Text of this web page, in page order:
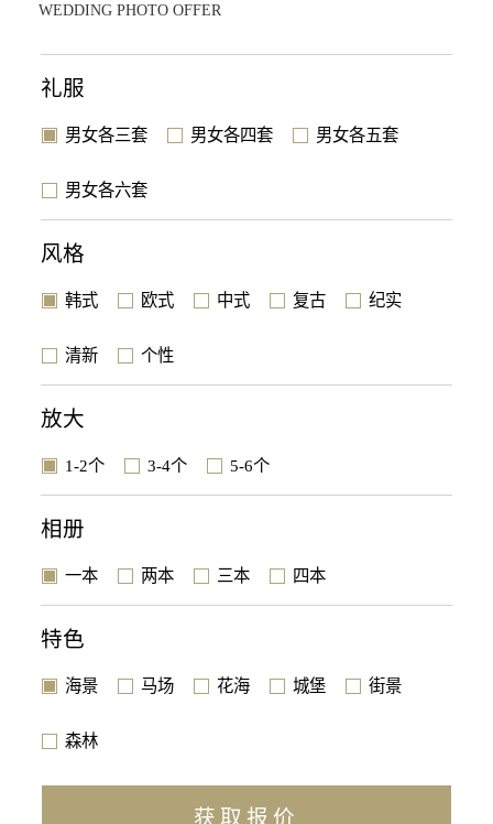
WEDDING PHOTO OFFER
礼服
男女各三套 男女各四套 男女各五套
男女各六套
风格
韩式 欧式 中式 复古 纪实
清新 个性
放大
1-2个 3-4个 5-6个
相册
一本 两本 三本 四本
特色
海景 马场 花海 城堡 街景
森林
获取报价